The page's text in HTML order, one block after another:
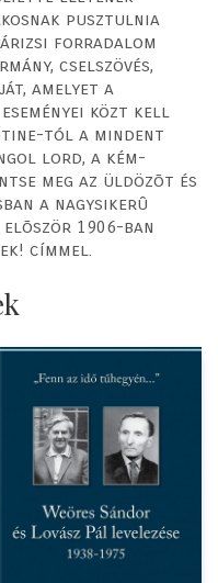
pusztulnia
forradalom
cselszövés,
amelyet a
közt kell
tól a mindent
lord, a kém-
meg az üldözõt és
a nagysikerû
1906-ban
címmel.